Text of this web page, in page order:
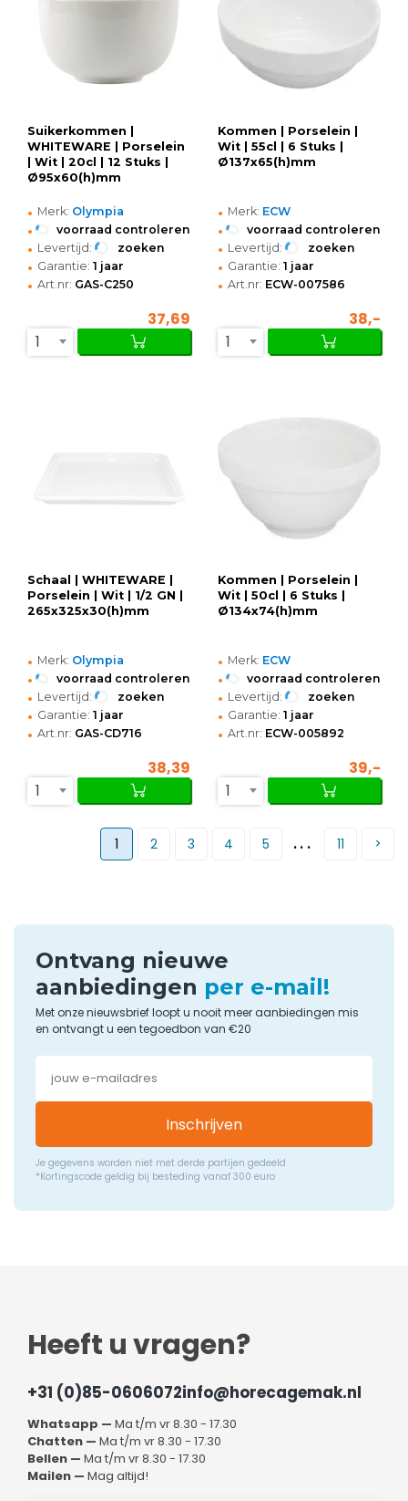
Suikerkommen |
WHITEWARE | Porselein
| Wit | 20cl | 12 Stuks |
Ø95x60(h)mm
• Merk: Olympia
• voorraad controleren
• Levertijd: zoeken
• Garantie: 1 jaar
• Art.nr: GAS-C250
37,69
1
Kommen | Porselein |
Wit | 55cl | 6 Stuks |
Ø137x65(h)mm
• Merk: ECW
• voorraad controleren
• Levertijd: zoeken
• Garantie: 1 jaar
• Art.nr: ECW-007586
38,-
1
Schaal | WHITEWARE |
Porselein | Wit | 1/2 GN |
265x325x30(h)mm
• Merk: Olympia
• voorraad controleren
• Levertijd: zoeken
• Garantie: 1 jaar
• Art.nr: GAS-CD716
38,39
1
Kommen | Porselein |
Wit | 50cl | 6 Stuks |
Ø134x74(h)mm
• Merk: ECW
• voorraad controleren
• Levertijd: zoeken
• Garantie: 1 jaar
• Art.nr: ECW-005892
39,-
1
1 2 3 4 5 ... 11
Ontvang nieuwe
aanbiedingen per e-mail!
Met onze nieuwsbrief loopt u nooit meer aanbiedingen mis
en ontvangt u een tegoedbon van €20
Inschrijven
Je gegevens worden niet met derde partijen gedeeld
*Kortingscode geldig bij besteding vanaf 300 euro
Heeft u vragen?
+31 (0)85-0606072info@horecagemak.nl
Whatsapp — Ma t/m vr 8.30 - 17.30
Chatten — Ma t/m vr 8.30 - 17.30
Bellen — Ma t/m vr 8.30 - 17.30
Mailen — Mag altijd!